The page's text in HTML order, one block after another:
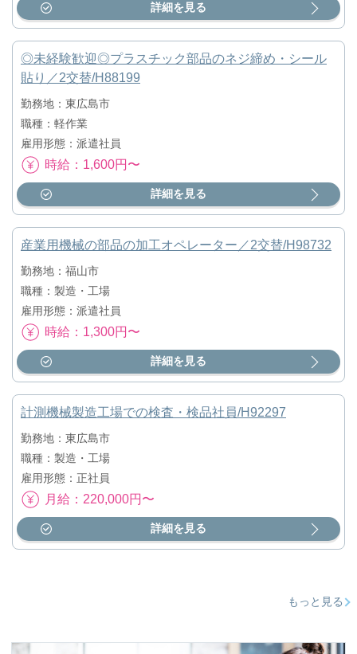
詳細を見る
◎未経験歓迎◎プラスチック部品のネジ締め・シール
貼り／2交替/H88199
勤務地：東広島市
職種：軽作業
雇用形態：派遣社員
時給：1,600円〜
詳細を見る
産業用機械の部品の加工オペレーター／2交替/H98732
勤務地：福山市
職種：製造・工場
雇用形態：派遣社員
時給：1,300円〜
詳細を見る
計測機械製造工場での検査・検品社員/H92297
勤務地：東広島市
職種：製造・工場
雇用形態：正社員
月給：220,000円〜
詳細を見る
もっと見る